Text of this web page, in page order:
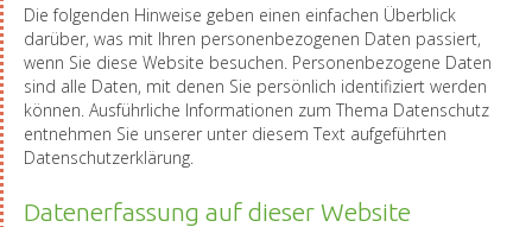
Die folgenden Hinweise geben einen einfachen Überblick
darüber, was mit Ihren personenbezogenen Daten passiert,
wenn Sie diese Website besuchen. Personenbezogene Daten
sind alle Daten, mit denen Sie persönlich identifiziert werden
können. Ausführliche Informationen zum Thema Datenschutz
entnehmen Sie unserer unter diesem Text aufgeführten
Datenschutzerklärung.
Datenerfassung auf dieser Website